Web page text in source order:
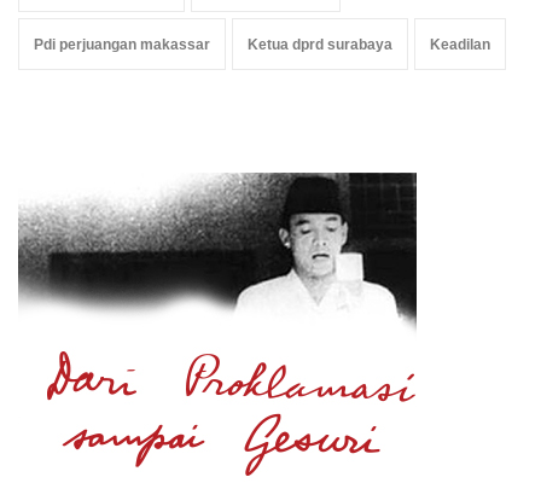
Pdi perjuangan makassar Ketua dprd surabaya Keadilan